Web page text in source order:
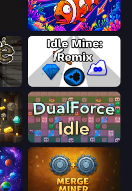
Fish Catch Idle
Idle Mine: Remix
DualForce Idle